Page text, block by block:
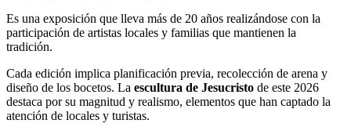
Es una exposición que lleva más de 20 años realizándose con la
participación de artistas locales y familias que mantienen la
tradición.
Cada edición implica planificación previa, recolección de arena y
diseño de los bocetos. La escultura de Jesucristo de este 2026
destaca por su magnitud y realismo, elementos que han captado la
atención de locales y turistas.